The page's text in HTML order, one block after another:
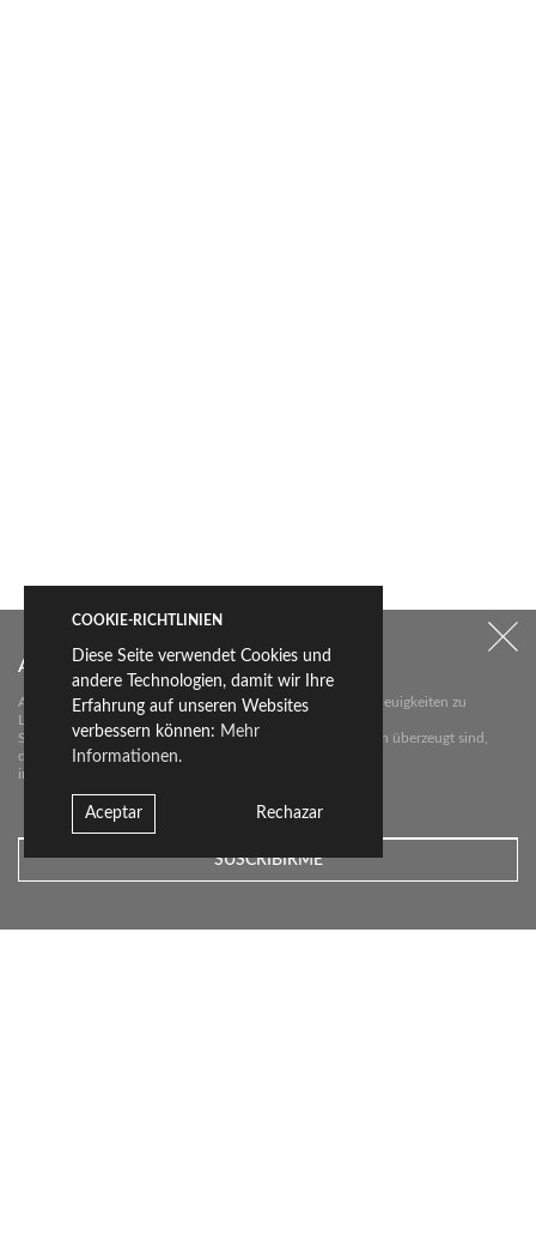
Abonnieren Sie unseren Newsletter
Abonnieren Sie unseren Newsletter über die wichtigsten Neuigkeiten zu
Livingceramics.
Sie erhalten von uns nur dann eine E-Mail, wenn wir davon überzeugt sind,
dass wir
interessante Neuigkeiten für Sie haben.
COOKIE-RICHTLINIEN
Diese Seite verwendet Cookies und
andere Technologien, damit wir Ihre
Erfahrung auf unseren Websites
verbessern können: Mehr
Informationen.
Aceptar Rechazar